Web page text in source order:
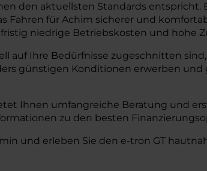
den aktuellsten Standards
für Achim sicherer und
niedrige Betriebskosten und hohe
auf Ihre Bedürfnisse zugeschnitten
günstigen Konditionen erwerben
Ihnen umfangreiche Beratung und
zu den besten
und erleben Sie den e-tron GT